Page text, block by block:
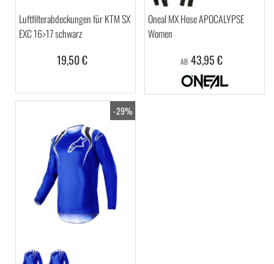
Luftfilterabdeckungen für KTM SX
EXC 16>17 schwarz
19,50 €
Oneal MX Hose APOCALYPSE
Women
AB 43,95 €
-29%